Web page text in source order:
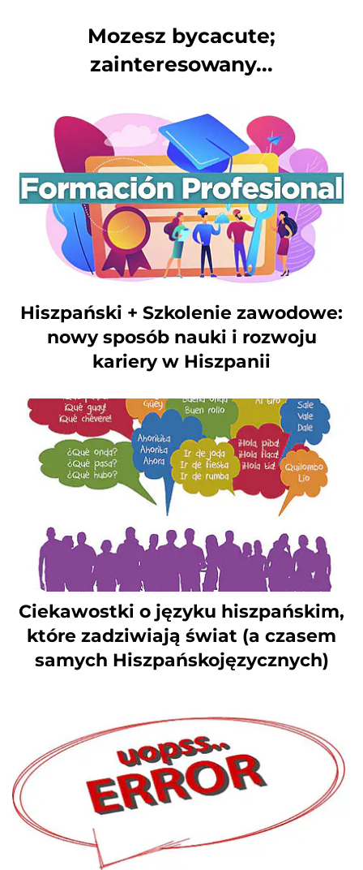
Mozesz bycacute;
zainteresowany...
Hiszpański + Szkolenie zawodowe:
nowy sposób nauki i rozwoju
kariery w Hiszpanii
Ciekawostki o języku hiszpańskim,
które zadziwiają świat (a czasem
samych Hiszpańskojęzycznych)